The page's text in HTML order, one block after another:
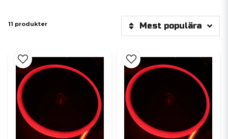
11 produkter Mest populära